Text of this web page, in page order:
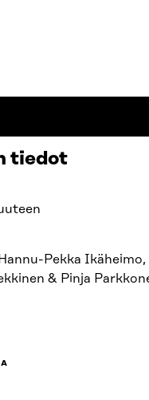
tiedot
Pekka Ikäheimo,
& Pinja